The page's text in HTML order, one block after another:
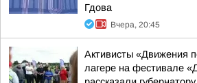
Гдова
Вчера, 20:45
Активисты «Движения
лагере на фестивале